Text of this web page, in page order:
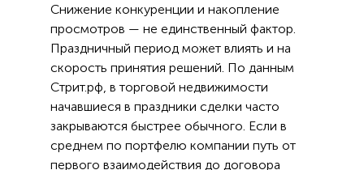
Снижение конкуренции и накопление
просмотров — не единственный фактор.
Праздничный период может влиять и на
скорость принятия решений. По данным
Стрит.рф, в торговой недвижимости
начавшиеся в праздники сделки часто
закрываются быстрее обычного. Если в
среднем по портфелю компании путь от
первого взаимодействия до договора